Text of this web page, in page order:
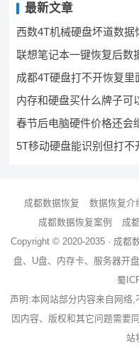
最新文章
西数4T机械硬盘坏道数据
联想笔记本一键恢复后数
成都4T硬盘打不开恢复里
内存和硬盘买什么牌子可
春节后电脑硬件价格还会
5T移动硬盘能识别但打不
成都数据恢复 数据恢复介
成都数据恢复案例
成
Copyright © 2020-2035 · 成都
盘、U盘、内存卡、服务器开
蜀
声明:本网站部分内容来自网络
因内容、版权和其它问题需要
站